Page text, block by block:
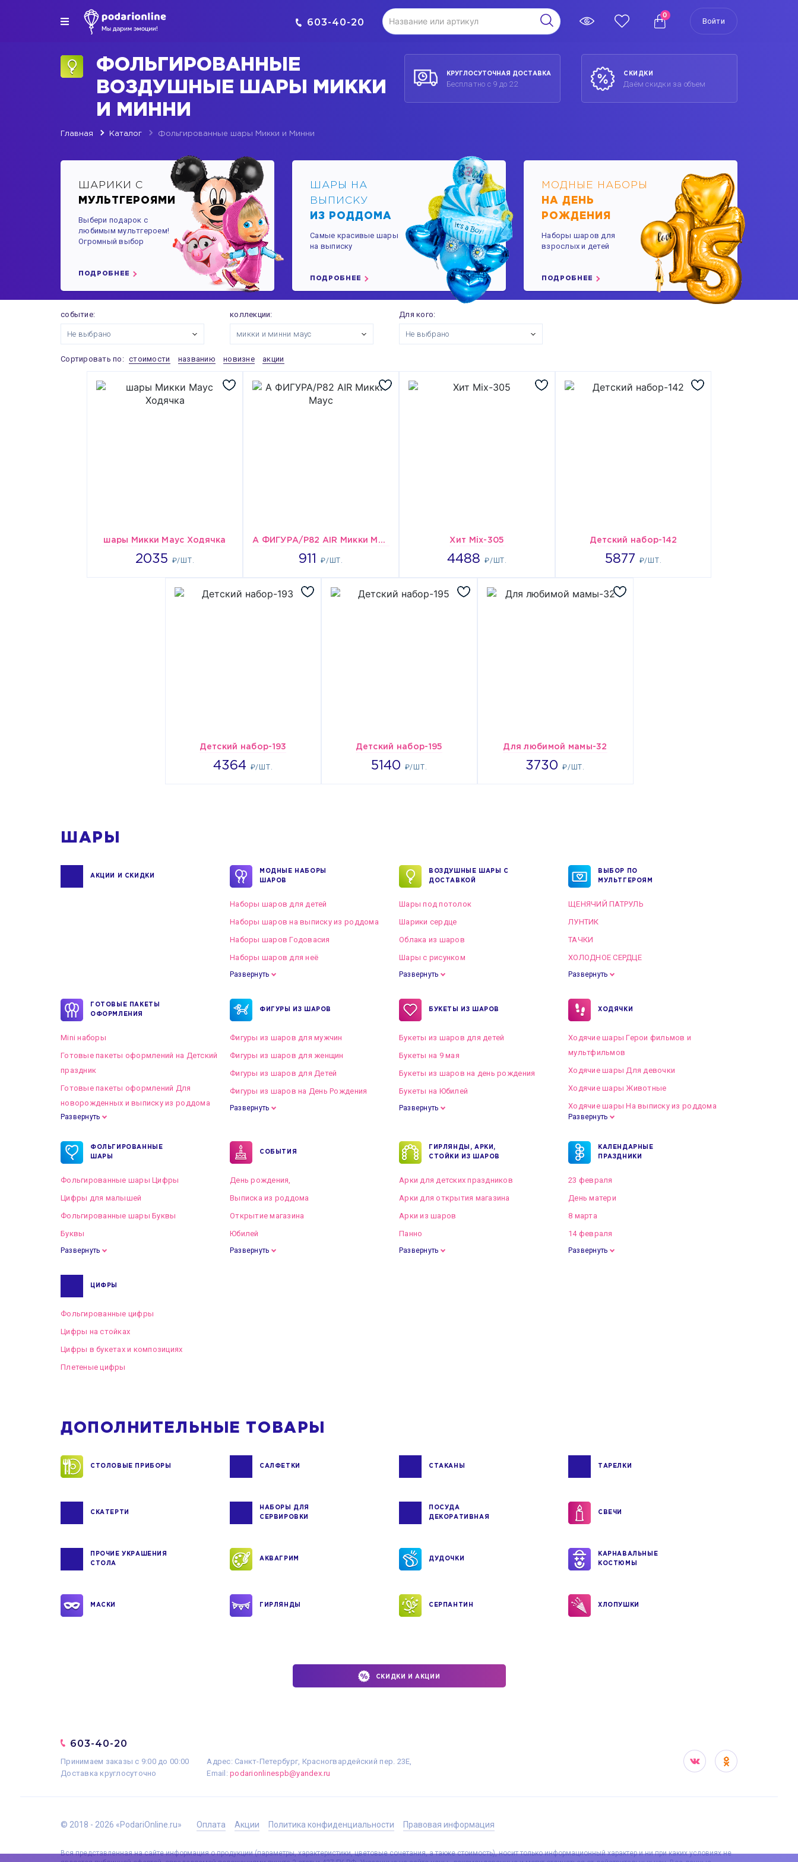
603-40-20
0
Войти
ФОЛЬГИРОВАННЫЕ
ВОЗДУШНЫЕ ШАРЫ МИККИ
И МИННИ
Главная Каталог Фольгированные шары Микки и Минни
КРУГЛОСУТОЧНАЯ ДОСТАВКА
Бесплатно с 9 до 22
СКИДКИ
Даём скидки за объем
ШАРИКИ С
МУЛЬТГЕРОЯМИ
Выбери подарок с
любимым мультгероем!
Огромный выбор
ПОДРОБНЕЕ
ШАРЫ НА
ВЫПИСКУ
ИЗ РОДДОМА
Самые красивые шары
на выписку
ПОДРОБНЕЕ
МОДНЫЕ НАБОРЫ
НА ДЕНЬ
РОЖДЕНИЯ
Наборы шаров для
взрослых и детей
ПОДРОБНЕЕ
событие:
Не выбрано
коллекции:
микки и минни маус
Для кого:
Не выбрано
Сортировать по: стоимости названию новизне акции
шары Микки Маус Ходячка
2035 ₽/ШТ.
2035 А ФИГУРА/P82 AIR Микки Маус
911₽/ШТ.
911 Хит Mix-305
4488₽/ШТ.
4488 Детский набор-142
5877 ₽/ШТ.
5877
Детский набор-193
4364 ₽/ШТ.
4364 Детский набор-195
5140 ₽/ШТ.
5140 Для любимой мамы-32
3730₽/ШТ.
3730
ШАРЫ
АКЦИИ И СКИДКИ
МОДНЫЕ НАБОРЫ
ШАРОВ
Наборы шаров для детей
Наборы шаров на выписку из роддома
Наборы шаров Годовасия
Наборы шаров для неё
Развернуть
ВОЗДУШНЫЕ ШАРЫ С
ДОСТАВКОЙ
Шары под потолок
Шарики сердце
Облака из шаров
Шары с рисунком
Развернуть
ВЫБОР ПО
МУЛЬТГЕРОЯМ
ЩЕНЯЧИЙ ПАТРУЛЬ
ЛУНТИК
ТАЧКИ
ХОЛОДНОЕ СЕРДЦЕ
Развернуть
ГОТОВЫЕ ПАКЕТЫ
ОФОРМЛЕНИЯ
Mini наборы
Готовые пакеты оформлений на Детский
праздник
Готовые пакеты оформлений Для
новорожденных и выписку из роддома
Готовые пакеты оформлений на Свадьбу
Развернуть
ФИГУРЫ ИЗ ШАРОВ
Фигуры из шаров для мужчин
Фигуры из шаров для женщин
Фигуры из шаров для Детей
Фигуры из шаров на День Рождения
Развернуть
БУКЕТЫ ИЗ ШАРОВ
Букеты из шаров для детей
Букеты на 9 мая
Букеты из шаров на день рождения
Букеты на Юбилей
Развернуть
ХОДЯЧКИ
Ходячие шары Герои фильмов и
мультфильмов
Ходячие шары Для девочки
Ходячие шары Животные
Ходячие шары На выписку из роддома
Развернуть
ФОЛЬГИРОВАННЫЕ
ШАРЫ
Фольгированные шары Цифры
Цифры для малышей
Фольгированные шары Буквы
Буквы
Развернуть
СОБЫТИЯ
День рождения,
Выписка из роддома
Открытие магазина
Юбилей
Развернуть
ГИРЛЯНДЫ, АРКИ,
СТОЙКИ ИЗ ШАРОВ
Арки для детских праздников
Арки для открытия магазина
Арки из шаров
Панно
Развернуть
КАЛЕНДАРНЫЕ
ПРАЗДНИКИ
23 февраля
День матери
8 марта
14 февраля
Развернуть
ЦИФРЫ
Фольгированные цифры
Цифры на стойках
Цифры в букетах и композициях
Плетеные цифры
ДОПОЛНИТЕЛЬНЫЕ ТОВАРЫ
СТОЛОВЫЕ ПРИБОРЫ САЛФЕТКИ СТАКАНЫ ТАРЕЛКИ
СКАТЕРТИ
НАБОРЫ ДЛЯ
СЕРВИРОВКИ
ПОСУДА
ДЕКОРАТИВНАЯ
СВЕЧИ
ПРОЧИЕ УКРАШЕНИЯ
СТОЛА
АКВАГРИМ ДУДОЧКИ
КАРНАВАЛЬНЫЕ
КОСТЮМЫ
МАСКИ ГИРЛЯНДЫ СЕРПАНТИН ХЛОПУШКИ
СКИДКИ И АКЦИИ
603-40-20
Принимаем заказы с 9:00 до 00:00
Доставка круглосуточно
Адрес: Санкт-Петербург, Красногвардейский пер. 23Е,
Email:podarionlinespb@yandex.ru
© 2018 - 2026 «PodariOnline.ru» Оплата Акции Политика конфиденциальности Правовая информация
Вся представленная на сайте информация о продукции (параметры, характеристики, цветовые сочетания, а также стоимость), носит только информационный характер и ни при каких условиях не